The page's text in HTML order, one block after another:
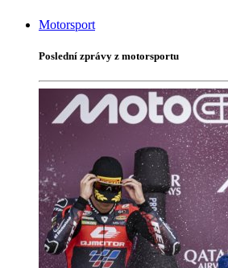
Motorsport
Poslední zprávy z motorsportu